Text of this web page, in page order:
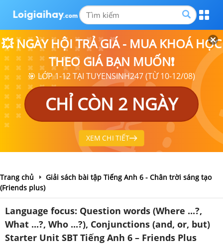
💥 NGÀY HỘI TRẢ GIÁ - MUA KHOÁ HỌC
THEO GIÁ BẠN MUỐN❗
🎯 LỚP 1-12 TẠI TUYENSINH247 (TỪ 10-12/08)
CHỈ CÒN 2 NGÀY
XEM CHI TIẾT
Trang chủ
Giải sách bài tập Tiếng Anh 6 - Chân trời sáng tạo
(Friends plus)
Language focus: Question words (Where ...?,
What ...?, Who ...?), Conjunctions (and, or, but)
Starter Unit SBT Tiếng Anh 6 – Friends Plus